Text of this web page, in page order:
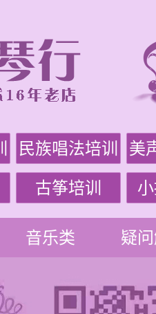
民族唱法培训 美
古筝培训
音乐类 疑